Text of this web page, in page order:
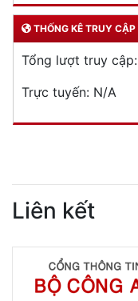
THỐNG KÊ TRUY CẬP
Tổng lượt truy cập:
Trực tuyến: N/A
Liên kết